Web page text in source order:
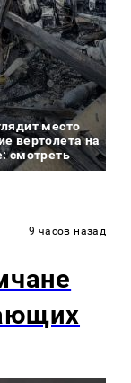
место
вертолета на
смотреть
9 часов назад